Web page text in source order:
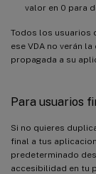
valor en 0 para
Todos los usuarios
ese VDA no verán
propagada a su
Para usuarios
Si no quieres
final a tus
predeterminado
accesibilidad en tu